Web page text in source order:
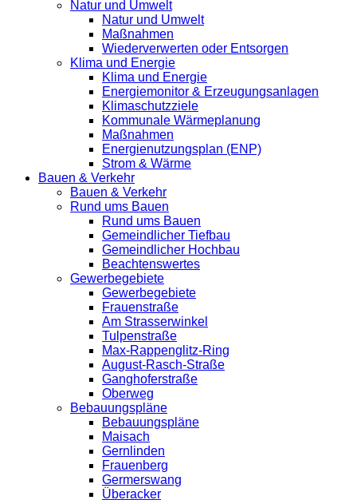
Natur und Umwelt
Natur und Umwelt
Maßnahmen
Wiederverwerten oder Entsorgen
Klima und Energie
Klima und Energie
Energiemonitor & Erzeugungsanlagen
Klimaschutzziele
Kommunale Wärmeplanung
Maßnahmen
Energienutzungsplan (ENP)
Strom & Wärme
Bauen & Verkehr
Bauen & Verkehr
Rund ums Bauen
Rund ums Bauen
Gemeindlicher Tiefbau
Gemeindlicher Hochbau
Beachtenswertes
Gewerbegebiete
Gewerbegebiete
Frauenstraße
Am Strasserwinkel
Tulpenstraße
Max-Rappenglitz-Ring
August-Rasch-Straße
Ganghoferstraße
Oberweg
Bebauungspläne
Bebauungspläne
Maisach
Gernlinden
Frauenberg
Germerswang
Überacker